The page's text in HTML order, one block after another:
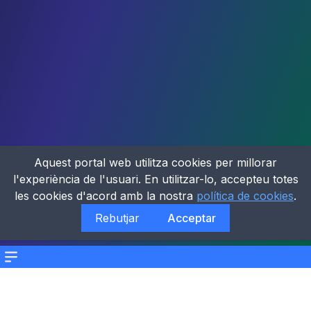
Menu
Aquest portal web utilitza cookies per millorar
l'experiència de l'usuari. En utilitzar-lo, accepteu totes
les cookies d'acord amb la nostra política de cookies.
Rebutjar
Acceptar